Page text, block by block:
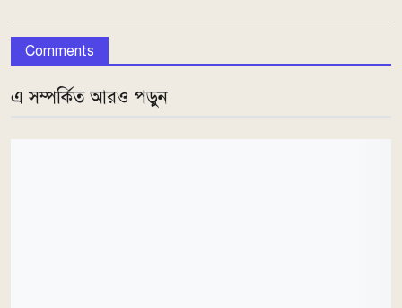
Comments
এ সম্পর্কিত আরও পড়ুন